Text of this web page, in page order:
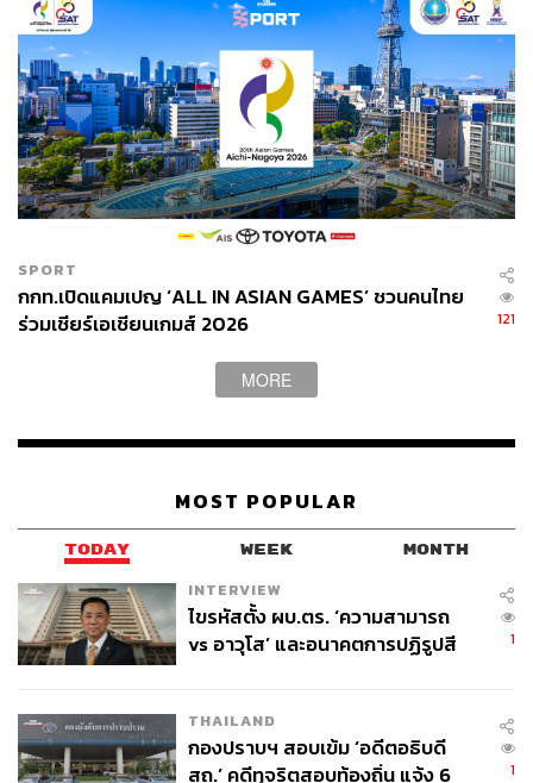
กินให้ได้
แม้เวลาผ่านไป 60 กว่าปี แต่ร้านคิวเบก็ยังคงรักษาจิต
วิญญาณการทุ่มเทและบริการเพื่อลูกค้ามาจนถึงปัจจุบัน ทั้ง
คุณอิมาดะ (ผู้สืบทอดกิจการ) เชฟซูชิในค่ำคืนนั้น ตลอดจน
พนักงานบริการทุกคน
ความแตกต่างระหว่างร้านอาหารที่ดีกับร้านอาหารที่ดี
มากจนอยากกลับไปอีก อยู่ตรงไหน?
ไม่ใช่รสชาติอาหาร บรรยากาศ หรือการตกแต่งร้าน แต่
คือความใส่ใจและการตั้งใจทำให้ดีที่สุดเพื่อลูกค้านั่นเอง
ครั้งหน้าถ้ามีโอกาสได้ไปโตเกียว (และเก็บเงินพอ) จะแวะ
ไปกินอีกแน่นอนค่ะ คุณลุงอิมาดะและคิวเบที่รัก
Photo: Mouthwatering, Shutterstock/Profile
107
ABOUT THE AUTHOR
เกตุวดี marumura
เจ้าของเพจชื่อดัง Japan Gossip by เกตุวดี
SPORT
กกท.เปิดแคมเปญ ‘ALL IN ASIAN GAMES’ ชวนคนไทย
ร่วมเชียร์เอเชียนเกมส์ 2026
121
MORE
MOST POPULAR
TODAY WEEK MONTH
INTERVIEW
ไขรหัสตั้ง ผบ.ตร. ‘ความสามารถ
vs อาวุโส’ และอนาคตการปฏิรูปสี
1
THAILAND
กองปราบฯ สอบเข้ม ‘อดีตอธิบดี
สถ.’ คดีทุจริตสอบท้องถิ่น แจ้ง 6
1